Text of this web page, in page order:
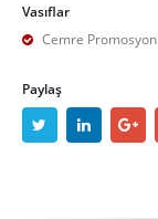
Vasıflar
Cemre Promosyon
Paylaş